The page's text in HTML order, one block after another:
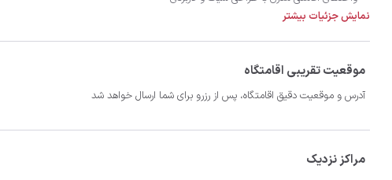
نمایش جزئیات بیشتر
موقعیت تقریبی اقامتگاه
آدرس و موقعیت دقیق اقامتگاه، پس از رزرو برای شما ارسال خواهد شد
مراکز نزدیک